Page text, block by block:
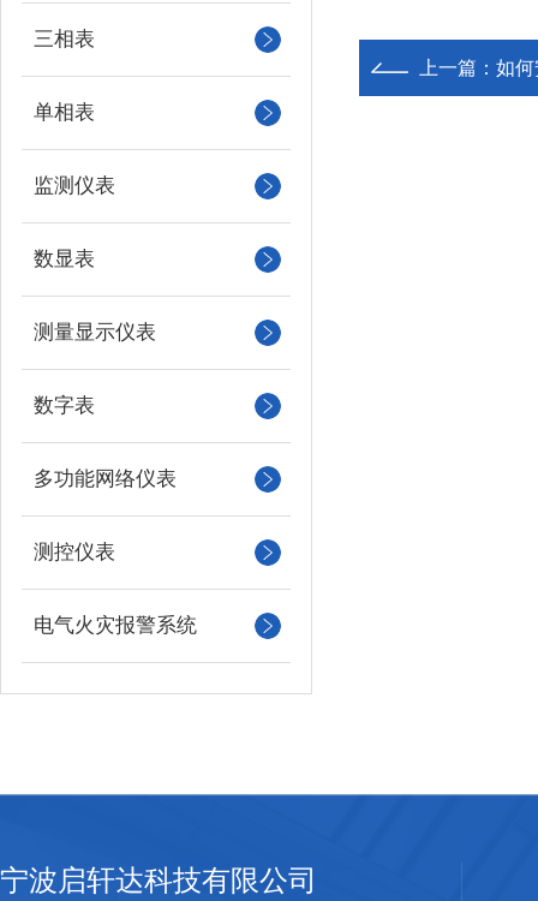
三相表
单相表
监测仪表
数显表
测量显示仪表
数字表
多功能网络仪表
测控仪表
电气火灾报警系统
上一篇： 如
宁波启轩达科技有限公司